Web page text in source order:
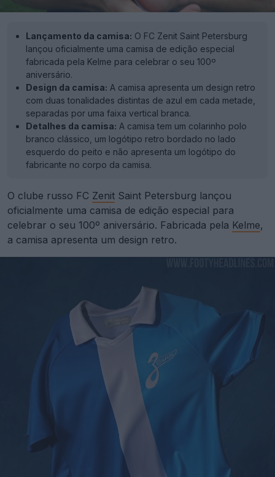
Lançamento da camisa: O FC Zenit Saint Petersburg
lançou oficialmente uma camisa de edição especial
fabricada pela Kelme para celebrar o seu 100º
aniversário.
Design da camisa: A camisa apresenta um design retro
com duas tonalidades distintas de azul em cada metade,
separadas por uma faixa vertical branca.
Detalhes da camisa: A camisa tem um colarinho polo
branco clássico, um logótipo retro bordado no lado
esquerdo do peito e não apresenta um logótipo do
fabricante no corpo da camisa.
O clube russo FC Zenit Saint Petersburg lançou
oficialmente uma camisa de edição especial para
celebrar o seu 100º aniversário. Fabricada pela Kelme,
a camisa apresenta um design retro.